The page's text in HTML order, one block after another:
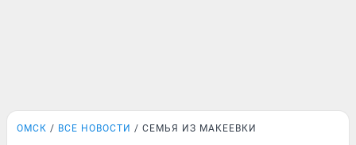
ОМСК ВСЕ НОВОСТИ СЕМЬЯ ИЗ МАКЕЕВКИ